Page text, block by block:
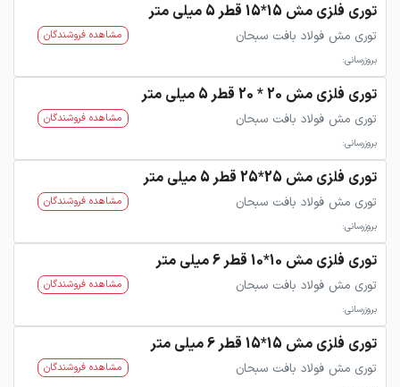
توری فلزی مش 15*15 قطر 5 میلی متر
توری مش فولاد بافت سبحان
بروزرسانی:
مشاهده فروشندگان
توری فلزی مش 20 * 20 قطر 5 میلی متر
توری مش فولاد بافت سبحان
بروزرسانی:
مشاهده فروشندگان
توری فلزی مش 25*25 قطر 5 میلی متر
توری مش فولاد بافت سبحان
بروزرسانی:
مشاهده فروشندگان
توری فلزی مش 10*10 قطر 6 میلی متر
توری مش فولاد بافت سبحان
بروزرسانی:
مشاهده فروشندگان
توری فلزی مش 15*15 قطر 6 میلی متر
توری مش فولاد بافت سبحان مشاهده فروشندگان